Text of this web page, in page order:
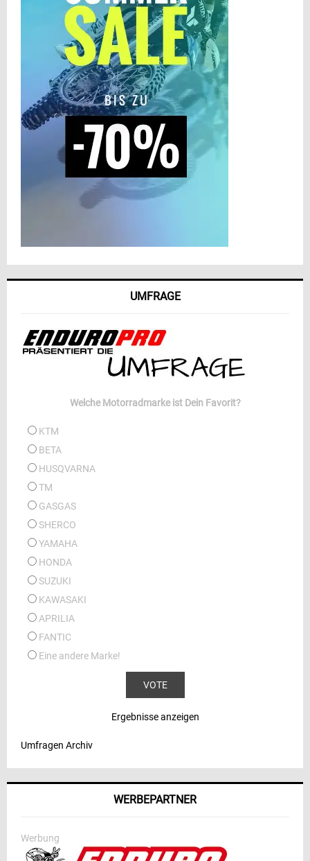
UMFRAGE
Welche Motorradmarke ist Dein Favorit?
KTM
BETA
HUSQVARNA
TM
GASGAS
SHERCO
YAMAHA
HONDA
SUZUKI
KAWASAKI
APRILIA
FANTIC
Eine andere Marke!
Ergebnisse anzeigen
Umfragen Archiv
WERBEPARTNER
Werbung